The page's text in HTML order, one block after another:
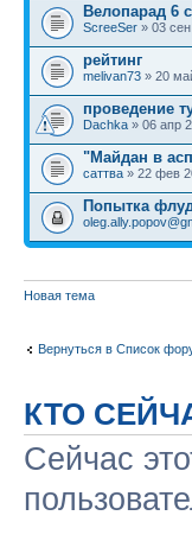
Велопарад 6
ScreeSer » 03
рейтинг
melivan73 » 20
проведение
Dachka » 06 апр
"Майдан в
саттва » 22 фев
Попытка
Новая тема
Вернуться в Список
КТО
Сейчас